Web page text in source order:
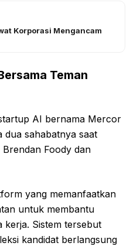
Korporasi Mengancam
Teman
AI bernama Mercor
dua sahabatnya saat
Foody dan
yang memanfaatkan
untuk membantu
kerja. Sistem tersebut
kandidat berlangsung